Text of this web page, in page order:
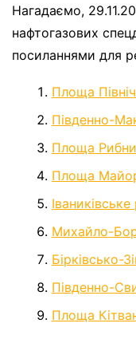
Нагадаємо,
нафтогазових
посиланнями для
Площа
Південно-
Площа
Площа
Михайло-
Бірківсько-
Південно-
Площа